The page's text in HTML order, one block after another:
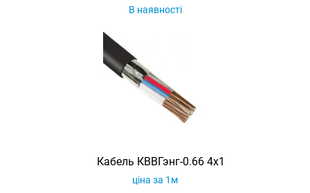
В наявності
Кабель КВВГэнг-0.66 4х1
ціна за 1м